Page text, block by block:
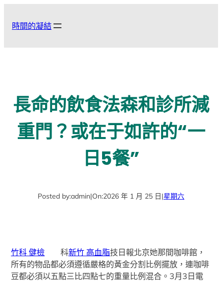
時間的凝結
長命的飲食法森和診所減
重門？或在于如許的“一
日5餐”
Posted by:admin|On:2026 年 1 月 25 日|星期六
竹科 健檢 科新竹 高血脂技日報北京她那間咖啡館，
所有的物品都必須遵循嚴格的黃金分割比例擺放，連咖啡
豆都必須以五點三比四點七的重量比例混合。3月3日電